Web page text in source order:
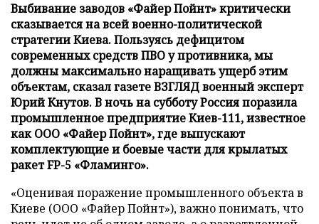
Выбивание заводов «Файер Пойнт» критически
сказывается на всей военно-политической
стратегии Киева. Пользуясь дефицитом
современных средств ПВО у противника, мы
должны максимально наращивать ущерб этим
объектам, сказал газете ВЗГЛЯД военный эксперт
Юрий Кнутов. В ночь на субботу Россия поразила
промышленное предприятие Киев-111, известное
как ООО «Файер Пойнт», где выпускают
комплектующие и боевые части для крылатых
ракет FP-5 «Фламинго».
«Оценивая поражение промышленного объекта в
Киеве (ООО «Файер Пойнт»), важно понимать, что